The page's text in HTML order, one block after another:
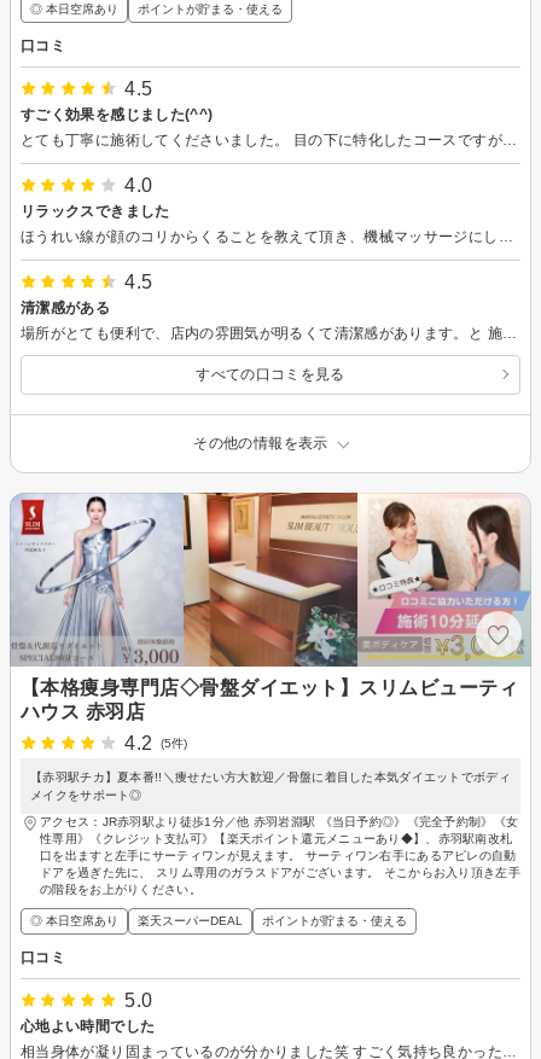
◎ 本日空席あり ポイントが貯まる・使える
口コミ
4.5
すごく効果を感じました(^^)
とても丁寧に施術してくださいました。 目の下に特化したコースですが、お顔もつるつるになりましたし、コリがすごく取れます。 クマも一回で少し薄くなったり、朝起きて顔にハリがあるような、顔手で触った時にそんな感触でした。 また次もやりたい！と思いました。
4.0
リラックスできました
4.5
清潔感がある
場所がとても便利で、店内の雰囲気が明るくて清潔感があります。と 施術も良い感じでした。また機会があれば、再度利用したいと思います。
すべての口コミを見る
その他の情報を表示
【本格痩身専門店◇骨盤ダイエット】スリムビューティ
ハウス 赤羽店
4.2
(5件)
【赤羽駅チカ】夏本番!!＼痩せたい方大歓迎／骨盤に着目した本気ダイエットでボディ
メイクをサポート◎
アクセス：JR赤羽駅より徒歩1分／他 赤羽岩淵駅 《当日予約◎》《完全予約制》《女
性専用》《クレジット支払可》【楽天ポイント還元メニューあり◆】、赤羽駅南改札
口を出ますと左手にサーティワンが見えます。 サーティワン右手にあるアピレの自動
ドアを過ぎた先に、 スリム専用のガラスドアがございます。 そこからお入り頂き左手
の階段をお上がりください。
◎ 本日空席あり 楽天スーパーDEAL ポイントが貯まる・使える
口コミ
5.0
心地よい時間でした